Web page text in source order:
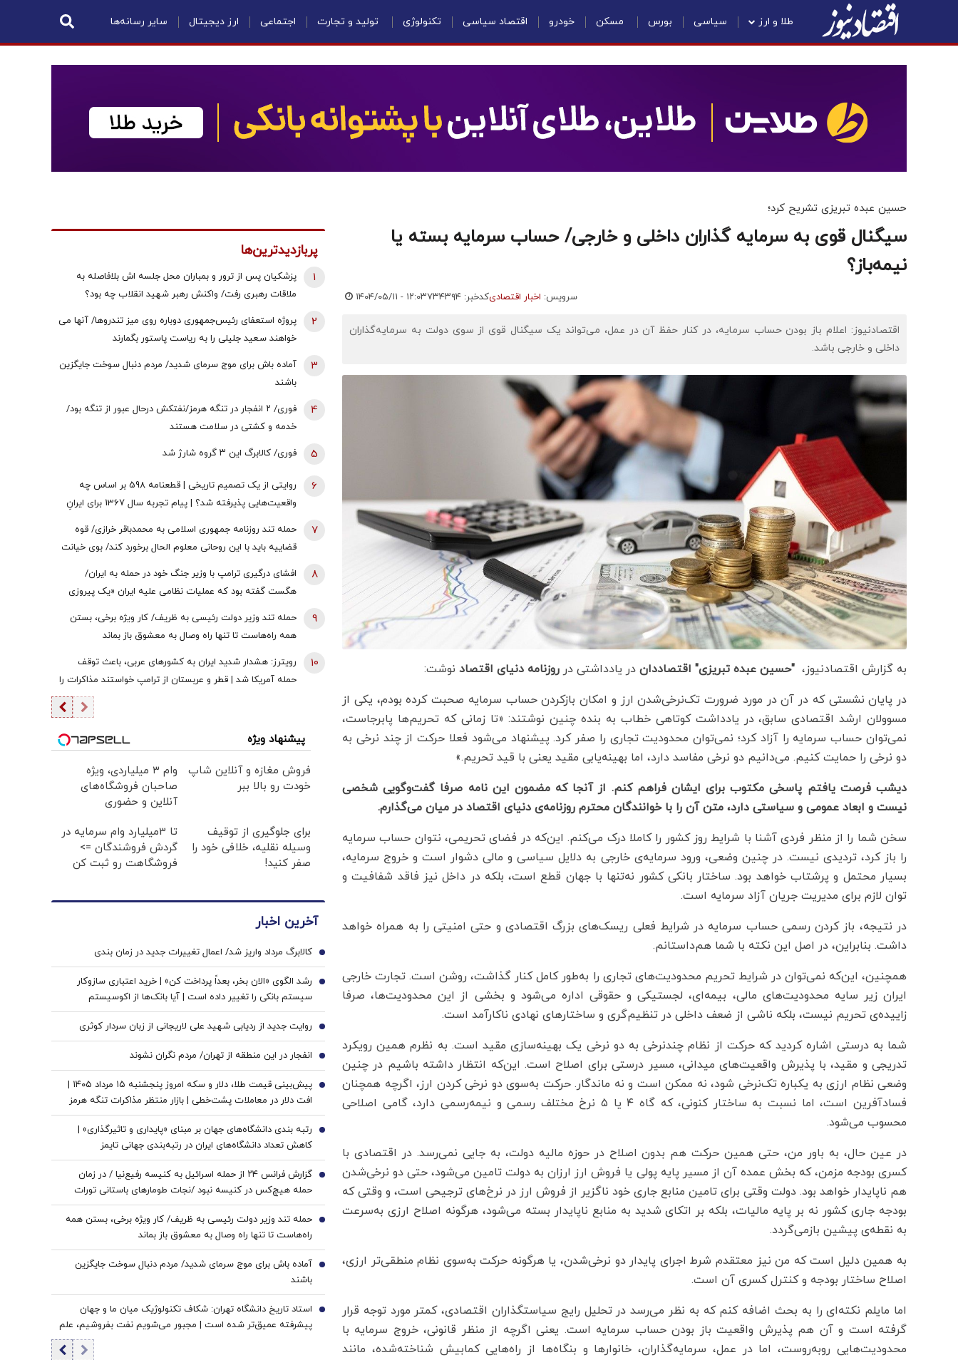
طلا و ارز سیاسی بورس مسکن خودرو اقتصاد سیاسی تکنولوژی تولید و تجارت اجتماعی ارز دیجیتال سایر رسانه‌ها
حسین عبده تبریزی تشریح کرد؛
سیگنال قوی به سرمایه گذاران داخلی و خارجی/ حساب سرمایه بسته یا
نیمه‌باز؟
سرویس: اخبار اقتصادیکدخبر: ۷۳۴۳۹۴ ۱۴۰۴/۰۵/۱۱ - ۱۲:۰۳
اقتصادنیوز: اعلام باز بودن حساب سرمایه، در کنار حفظ آن در عمل، می‌تواند یک سیگنال قوی از سوی دولت به سرمایه‌گذاران
داخلی و خارجی باشد.
به گزارش اقتصادنیوز، "حسین عبده تبریزی" اقتصاددان در یادداشتی در روزنامه دنیای اقتصاد نوشت:
در پایان نشستی که در آن در مورد ضرورت تک‌نرخی‌شدن ارز و امکان باز‌کردن حساب سرمایه صحبت کرده ‌بودم، یکی از
مسوولان ارشد اقتصادی سابق، در یادداشت کوتاهی خطاب به بنده چنین نوشتند: «تا زمانی که تحریم‌ها پابرجاست،
نمی‌توان حساب سرمایه را آزاد کرد؛ نمی‌توان محدودیت تجاری را صفر کرد. پیشنهاد می‌شود فعلا حرکت از چند نرخی به
دو نرخی را حمایت کنیم. می‌دانیم دو نرخی مفاسد دارد، اما بهینه‌یابی مقید یعنی با قید تحریم.»
دیشب فرصت یافتم پاسخی مکتوب برای ایشان فراهم کنم. از آنجا که مضمون این نامه صرفا گفت‌وگویی شخصی
نیست و ابعاد عمومی و سیاستی دارد، متن آن را با خوانندگان محترم روزنامه‌ی دنیای اقتصاد در میان می‌گذارم.
سخن شما را از منظر فردی آشنا با شرایط روز کشور را کاملا درک می‌کنم. این‌که در فضای تحریمی، نتوان حساب سرمایه
را باز کرد، تردیدی نیست. در چنین وضعی، ورود سرمایه‌ی خارجی به دلایل سیاسی و مالی دشوار است و خروج سرمایه،
بسیار محتمل و پرشتاب خواهد بود. ساختار بانکی کشور نه‌تنها با جهان قطع است، بلکه در داخل نیز فاقد شفافیت و
توان لازم برای مدیریت جریان آزاد سرمایه است.
در نتیجه، باز کردن رسمی حساب سرمایه در شرایط فعلی ریسک‌های بزرگ اقتصادی و حتی امنیتی را به همراه خواهد
داشت. بنابراین، در اصل این نکته با شما هم‌داستانم.
همچنین، این‌که نمی‌توان در شرایط تحریم محدودیت‌های تجاری را به‌طور کامل کنار گذاشت، روشن است. تجارت خارجی
ایران زیر سایه‌ محدودیت‌های مالی، بیمه‌ای، لجستیکی و حقوقی اداره می‌شود و بخشی از این محدودیت‌ها، صرفا
زاییده‌ی تحریم نیست، بلکه ناشی از ضعف داخلی در تنظیم‌گری و ساختارهای نهادی ناکارآمد است.
شما به درستی اشاره کردید که حرکت از نظام چندنرخی به دو نرخی یک بهینه‌سازی مقید است. به نظرم همین رویکرد
تدریجی و مقید، با پذیرش واقعیت‌های میدانی، مسیر درستی برای اصلاح است. این‌که انتظار داشته باشیم در چنین
وضعی نظام ارزی به یکباره تک‌نرخی شود، نه ممکن است و نه ماندگار. حرکت به‌سوی دو نرخی کردن ارز، اگرچه همچنان
فسادآفرین است، اما نسبت به ساختار کنونی، که گاه ۴ یا ۵ نرخ مختلف رسمی و نیمه‌رسمی دارد، گامی اصلاحی
محسوب می‌شود.
در عین حال، به باور من، حتی همین حرکت هم بدون اصلاح در حوزه مالیه دولت، به جایی نمی‌رسد. در اقتصادی با
کسری بودجه‌ مزمن، که بخش عمده‌ آن از مسیر پایه‌ پولی یا فروش ارز ارزان به دولت تامین می‌شود، حتی دو نرخی‌شدن
هم ناپایدار خواهد بود. دولت وقتی برای تامین منابع جاری خود ناگزیر از فروش ارز در نرخ‌های ترجیحی است، و وقتی که
بودجه‌ جاری کشور نه بر پایه‌ مالیات، بلکه بر اتکای شدید به منابع ناپایدار بسته می‌شود، هرگونه اصلاح ارزی به‌سرعت
به نقطه‌ی پیشین بازمی‌گردد.
به همین دلیل است که من نیز معتقدم شرط اجرای پایدار دو نرخی‌شدن، یا هرگونه حرکت به‌سوی نظام منطقی‌تر ارزی،
اصلاح ساختار بودجه و کنترل کسری آن است.
اما مایلم نکته‌ای را به بحث اضافه کنم که به نظر می‌رسد در تحلیل رایج سیاستگذاران اقتصادی، کمتر مورد توجه قرار
گرفته است و آن هم پذیرش واقعیت باز بودن حساب سرمایه است. یعنی اگرچه از منظر قانونی، خروج سرمایه با
محدودیت‌هایی روبه‌روست، اما در عمل، سرمایه‌گذاران، خانوارها و بنگاه‌ها از راه‌هایی کمابیش شناخته‌شده، مانند
پربازدیدترین‌ها
پزشکیان پس از ترور و بمباران محل جلسه ‌اش بلافاصله به
ملاقات رهبری رفت/ واکنش رهبر شهید انقلاب چه بود؟
1
پروژه استعفای رئیس‌جمهوری دوباره روی میز تندروها/ آنها می
خواهند سعید جلیلی را به ریاست پاستور بگمارند
2
آماده باش برای موج سرمای شدید/ مردم دنبال سوخت جایگزین
باشند
3
فوری/ ۲ انفجار در تنگه هرمز/نفتکش درحال عبور از تنگه بود/
خدمه و کشتی در سلامت هستند
4
فوری/ کالابرگ این ۳ گروه شارژ شد 5
روایتی از یک تصمیم تاریخی | قطعنامه 598 بر اساس چه
واقعیت‌هایی پذیرفته شد؟ | پیام تجربه سال 1367 برای ایرانِ
6
حمله تند روزنامه جمهوری اسلامی به محمدباقر خرازی/ قوه
قضاییه باید با این روحانی معلوم الحال برخورد کند/ بوی خیانت
به مشام می‌رسد
7
افشای درگیری ترامپ با وزیر جنگ خود در حمله به ایران/
هگست گفته بود که عملیات نظامی علیه ایران «یک پیروزی‌
8
حمله تند وزیر دولت رئیسی به ظریف/ کار ویژه برخی، بستن
همه راه‌هاست تا تنها راه وصال به معشوق باز بماند
9
رویترز: هشدار شدید ایران به کشورهای عربی، باعث توقف
حمله آمریکا شد | قطر و عربستان از ترامپ خواستند مذاکرات را
از سر بگیرد | زیرساخت‌های حیاتی انرژی هدف قرار خواهند
10
پیشنهاد ویژه
فروش مغازه و آنلاین شاپ
خودت رو بالا ببر
وام ۳ میلیاردی، ویژه
صاحبان فروشگاه‌های
آنلاین و حضوری
برای جلوگیری از توقیف
وسیله نقلیه، خلافی خود را
صفر کنید!
تا 3میلیارد وام سرمایه در
گردش فروشندگان =>
فروشگاهت رو ثبت کن
آخرین اخبار
کالابرگ مرداد واریز شد/ اعمال تغییرات جدید در زمان بندی 1
رشد الگوی «الان بخر، بعداً پرداخت کن» | خرید اعتباری سازوکار
سیستم بانکی را تغییر داده است | آیا بانک‌ها از اکوسیستم
پرداخت خرد کنار گذاشته می‌شوند؟
2
روایت جدید از ردیابی شهید علی لاریجانی از زبان سردار کوثری 3
انفجار در این منطقه از تهران/ مردم نگران نشوند 4
پیش‌بینی قیمت طلا، دلار و سکه امروز پنجشنبه ۱۵ مرداد ۱۴۰۵ |
افت دلار در معاملات پشت‌خطی | بازار منتظر مذاکرات تنگه هرمز
5
رتبه بندی دانشگاه‌های جهان بر مبنای «پایداری و تاثیرگذاری» |
کاهش تعداد دانشگاه‌های ایران در رتبه‌بندی جهانی تایمز
6
گزارش فرانس ۲۴ از حمله اسرائیل به کنیسه رفیع‌نیا / در زمان
حمله هیچ‌کس در کنیسه نبود /نجات طومارهای باستانی تورات
7
حمله تند وزیر دولت رئیسی به ظریف/ کار ویژه برخی، بستن همه
راه‌هاست تا تنها راه وصال به معشوق باز بماند
8
آماده باش برای موج سرمای شدید/ مردم دنبال سوخت جایگزین
باشند
9
استاد تاریخ دانشگاه تهران: شکاف تکنولوژیک میان ما و جهان
پیشرفته عمیق‌تر شده است | مجبور می‌شویم نفت بفروشیم، علم
10